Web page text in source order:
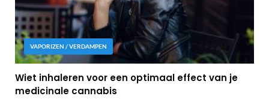
VAPORIZEN / VERDAMPEN
Wiet inhaleren voor een optimaal effect van je
medicinale cannabis